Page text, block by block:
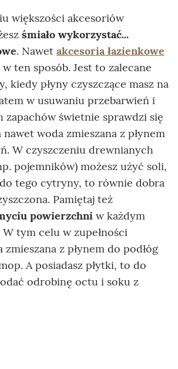
większości akcesoriów
śmiało wykorzystać...
. Nawet akcesoria łazienkowe
ten sposób. Jest to zalecane
kiedy płyny czyszczące masz na
w usuwaniu przebarwień i
zapachów świetnie sprawdzi się
woda zmieszana z płynem
W czyszczeniu drewnianych
pojemników) możesz użyć soli,
tego cytryny, to równie dobra
Pamiętaj też
powierzchni w każdym
tym celu w zupełności
z płynem do podłóg
A posiadasz płytki, to do
odrobinę octu i soku z